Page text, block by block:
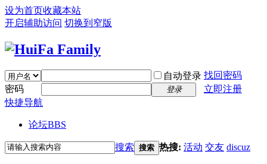
设为首页收藏本站
开启辅助访问 切换到窄版
自动登录 找回密码
密码
登录
立即注册
快捷导航
论坛BBS
搜索 搜索 热搜: 活动 交友 discuz